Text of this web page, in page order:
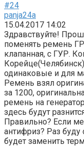
#24
panja24a
15.04.2017 14:02
Здравствуйте!
поменять ремень
клапанная, с ГУР.
одинаковые и для
Ремень взял
за 1200,
ремень на
здесь будут
Правильно? Если
антифриз? Раз буду
будет заменить